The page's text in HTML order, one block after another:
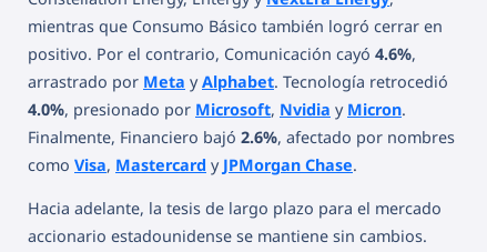
mientras que Consumo Básico también logró cerrar en
positivo. Por el contrario, Comunicación cayó 4.6%,
arrastrado por Meta yAlphabet. Tecnología retrocedió
4.0%, presionado por Microsoft, Nvidia y Micron.
Finalmente, Financiero bajó 2.6%, afectado por nombres
como Visa, Mastercard y JPMorgan Chase.
Hacia adelante, la tesis de largo plazo para el mercado
accionario estadounidense se mantiene sin cambios.